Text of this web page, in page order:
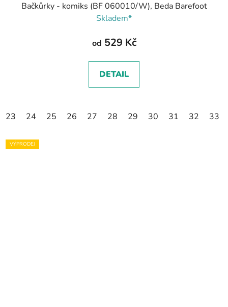
Bačkůrky - komiks (BF 060010/W), Beda Barefoot
Skladem*
od 529 Kč
DETAIL
23 24 25 26 27 28 29 30 31 32 33
VÝPRODEJ